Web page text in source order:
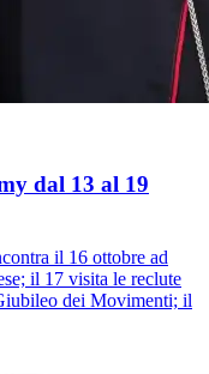
dal 13 al 19
il 16 ottobre ad
il 17 visita le reclute
dei Movimenti; il